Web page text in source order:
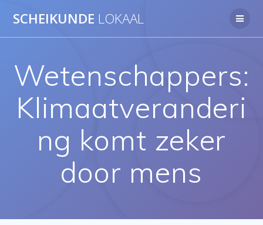
naar
SCHEIKUNDE LOKAAL
Wetenschappers:
Klimaatveranderi
ng komt zeker
door mens